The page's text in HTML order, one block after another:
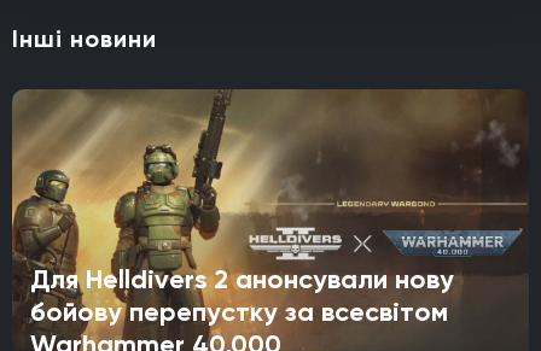
Інші новини
Для Helldivers 2 анонсували нову
бойову перепустку за всесвітом